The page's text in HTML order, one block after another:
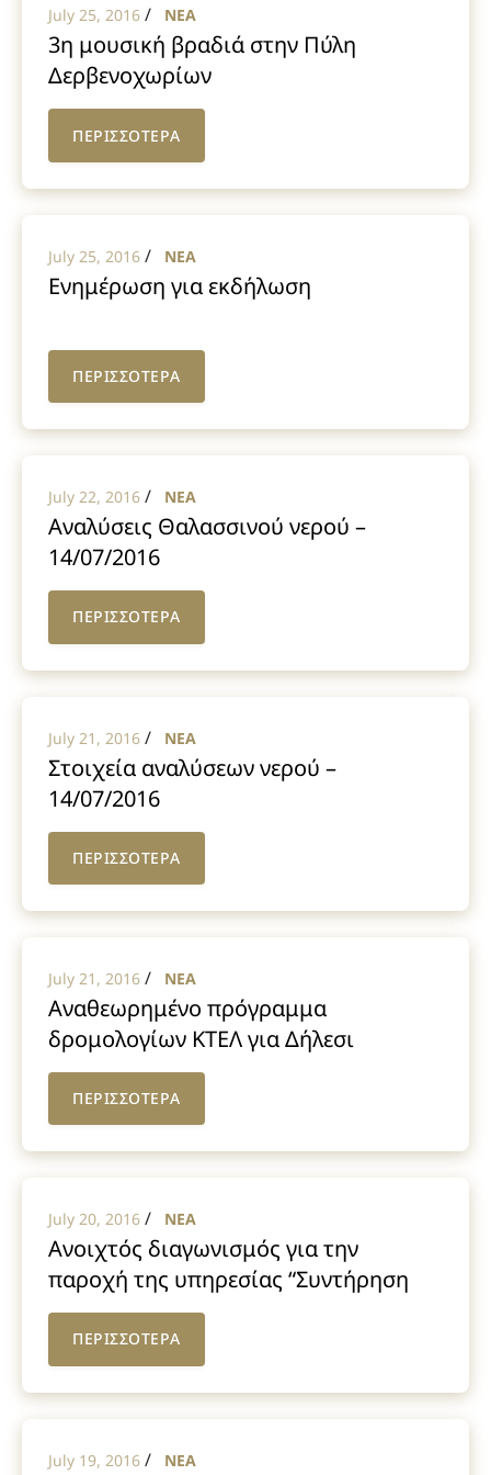
July 25, 2016 / NEA
3η μουσική βραδιά στην Πύλη
Δερβενοχωρίων
ΠΕΡΙΣΣΟΤΕΡΑ
July 25, 2016 / NEA
Ενημέρωση για εκδήλωση
ΠΕΡΙΣΣΟΤΕΡΑ
July 22, 2016 / NEA
Αναλύσεις Θαλασσινού νερού –
14/07/2016
ΠΕΡΙΣΣΟΤΕΡΑ
July 21, 2016 / NEA
Στοιχεία αναλύσεων νερού –
14/07/2016
ΠΕΡΙΣΣΟΤΕΡΑ
July 21, 2016 / NEA
Αναθεωρημένο πρόγραμμα
δρομολογίων ΚΤΕΛ για Δήλεσι
ΠΕΡΙΣΣΟΤΕΡΑ
July 20, 2016 / NEA
Ανοιχτός διαγωνισμός για την
παροχή της υπηρεσίας “Συντήρηση
και Επισκευή Μεταφορικών Μέσων
Δήμου Τανάγρας 2016”
ΠΕΡΙΣΣΟΤΕΡΑ
July 19, 2016 / NEA